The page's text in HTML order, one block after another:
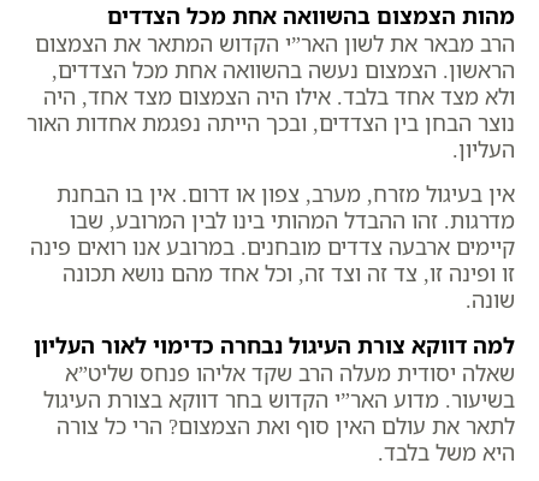
מהות הצמצום בהשוואה אחת מכל הצדדים
הרב מבאר את לשון האר”י הקדוש המתאר את הצמצום
הראשון. הצמצום נעשה בהשוואה אחת מכל הצדדים,
ולא מצד אחד בלבד. אילו היה הצמצום מצד אחד, היה
נוצר הבחן בין הצדדים, ובכך הייתה נפגמת אחדות האור
העליון.
אין בעיגול מזרח, מערב, צפון או דרום. אין בו הבחנת
מדרגות. זהו ההבדל המהותי בינו לבין המרובע, שבו
קיימים ארבעה צדדים מובחנים. במרובע אנו רואים פינה
זו ופינה זו, צד זה וצד זה, וכל אחד מהם נושא תכונה
שונה.
למה דווקא צורת העיגול נבחרה כדימוי לאור העליון
שאלה יסודית מעלה הרב שקד אליהו פנחס שליט”א
בשיעור. מדוע האר”י הקדוש בחר דווקא בצורת העיגול
לתאר את עולם האין סוף ואת הצמצום? הרי כל צורה
היא משל בלבד.